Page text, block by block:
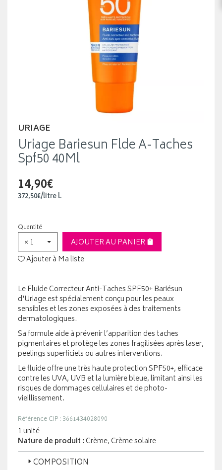
URIAGE
Uriage Bariesun Flde A-Taches
Spf50 40Ml
14,90€
372,50€/litrel.
Quantité
× 1
AJOUTER AU PANIER
Ajouter à Ma liste
Le Fluide Correcteur Anti-Taches SPF50+ Bariésun
d'Uriage est spécialement conçu pour les peaux
sensibles et les zones exposées à des traitements
dermatologiques.
Sa formule aide à prévenir l’apparition des taches
pigmentaires et protège les zones fragilisées après laser,
peelings superficiels ou autres interventions.
Le fluide offre une très haute protection SPF50+, efficace
contre les UVA, UVB et la lumière bleue, limitant ainsi les
risques de dommages cellulaires et de photo-
vieillissement.
Référence CIP : 3661434028090
1 unité
Nature de produit : Crème, Crème solaire
COMPOSITION